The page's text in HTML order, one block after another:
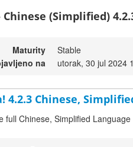
Chinese (Simplified)
Maturity
Stable
na
utorak, 30 jul 2024
4.2.3 Chinese,
full Chinese, Simplified